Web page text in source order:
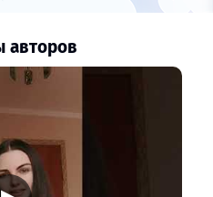
авторов